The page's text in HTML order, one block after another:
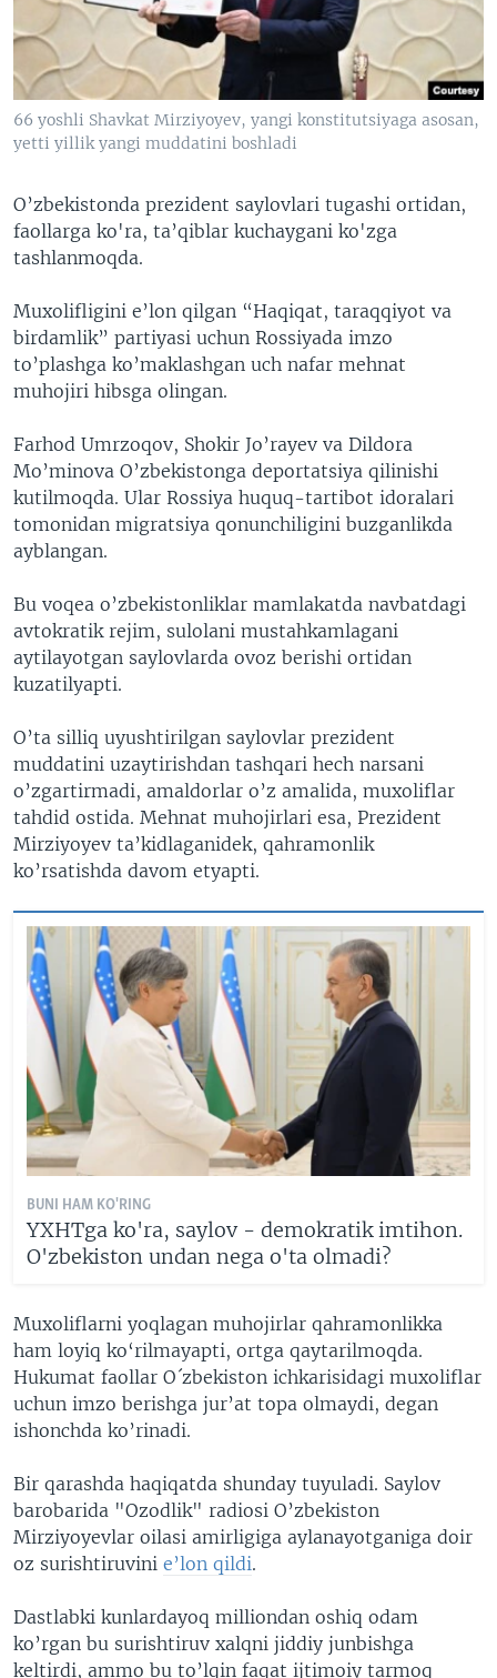
VIDEO
XABARLAR SURATLARDA
ODNOKLASSNIKI
TELEGRAM
TWITTER
SOUNDCLOUD
VOA
66 yoshli Shavkat Mirziyoyev, yangi konstitutsiyaga asosan,
yetti yillik yangi muddatini boshladi
O’zbekistonda prezident saylovlari tugashi ortidan,
faollarga ko'ra, ta’qiblar kuchaygani ko'zga
tashlanmoqda.
Muxolifligini e’lon qilgan “Haqiqat, taraqqiyot va
birdamlik” partiyasi uchun Rossiyada imzo
to’plashga ko’maklashgan uch nafar mehnat
muhojiri hibsga olingan.
Farhod Umrzoqov, Shokir Jo’rayev va Dildora
Mo’minova O’zbekistonga deportatsiya qilinishi
kutilmoqda. Ular Rossiya huquq-tartibot idoralari
tomonidan migratsiya qonunchiligini buzganlikda
ayblangan.
Bu voqea o’zbekistonliklar mamlakatda navbatdagi
avtokratik rejim, sulolani mustahkamlagani
aytilayotgan saylovlarda ovoz berishi ortidan
kuzatilyapti.
O’ta silliq uyushtirilgan saylovlar prezident
muddatini uzaytirishdan tashqari hech narsani
o’zgartirmadi, amaldorlar o’z amalida, muxoliflar
tahdid ostida. Mehnat muhojirlari esa, Prezident
Mirziyoyev ta’kidlaganidek, qahramonlik
ko’rsatishda davom etyapti.
BUNI HAM KO'RING
YXHTga ko'ra, saylov - demokratik imtihon.
O'zbekiston undan nega o'ta olmadi?
Muxoliflarni yoqlagan muhojirlar qahramonlikka
ham loyiq ko‘rilmayapti, ortga qaytarilmoqda.
Hukumat faollar O´zbekiston ichkarisidagi muxoliflar
uchun imzo berishga jur’at topa olmaydi, degan
ishonchda ko’rinadi.
Bir qarashda haqiqatda shunday tuyuladi. Saylov
barobarida "Ozodlik" radiosi O’zbekiston
Mirziyoyevlar oilasi amirligiga aylanayotganiga doir
oz surishtiruvini e’lon qildi.
Dastlabki kunlardayoq milliondan oshiq odam
ko’rgan bu surishtiruv xalqni jiddiy junbishga
keltirdi, ammo bu to’lqin faqat ijtimoiy tarmoq